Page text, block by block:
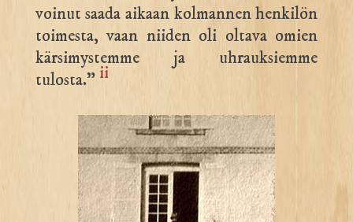
voinut saada aikaan kolmannen henkilön
toimesta, vaan niiden oli oltava omien
kärsimystemme ja uhrauksiemme
tulosta.” ii